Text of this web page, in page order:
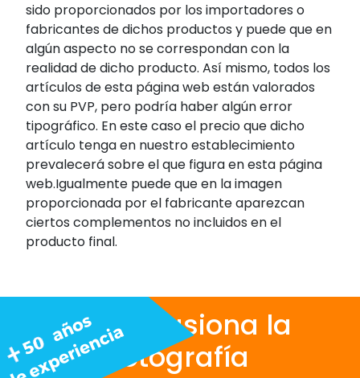
sido proporcionados por los importadores o
fabricantes de dichos productos y puede que en
algún aspecto no se correspondan con la
realidad de dicho producto. Así mismo, todos los
artículos de esta página web están valorados
con su PVP, pero podría haber algún error
tipográfico. En este caso el precio que dicho
artículo tenga en nuestro establecimiento
prevalecerá sobre el que figura en esta página
web.Igualmente puede que en la imagen
proporcionada por el fabricante aparezcan
ciertos complementos no incluidos en el
producto final.
Nos apasiona la
fotografía